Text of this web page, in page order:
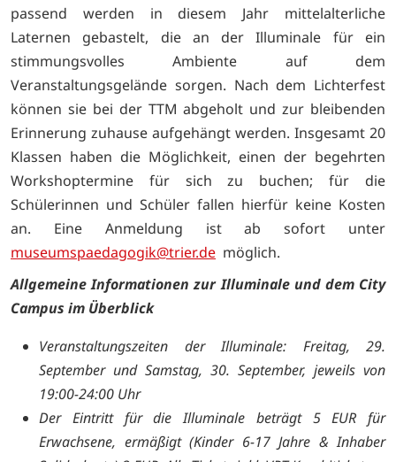
passend werden in diesem Jahr mittelalterliche
Laternen gebastelt, die an der Illuminale für ein
stimmungsvolles Ambiente auf dem
Veranstaltungsgelände sorgen. Nach dem Lichterfest
können sie bei der TTM abgeholt und zur bleibenden
Erinnerung zuhause aufgehängt werden. Insgesamt 20
Klassen haben die Möglichkeit, einen der begehrten
Workshoptermine für sich zu buchen; für die
Schülerinnen und Schüler fallen hierfür keine Kosten
an. Eine Anmeldung ist ab sofort unter
museumspaedagogik@trier.de möglich.
Allgemeine Informationen zur Illuminale und dem City
Campus im Überblick
Veranstaltungszeiten der Illuminale: Freitag, 29.
September und Samstag, 30. September, jeweils von
19:00-24:00 Uhr
Der Eintritt für die Illuminale beträgt 5 EUR für
Erwachsene, ermäßigt (Kinder 6-17 Jahre & Inhaber